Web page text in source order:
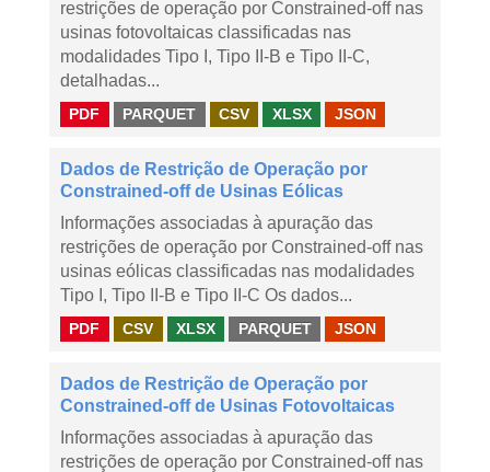
restrições de operação por Constrained-off nas
usinas fotovoltaicas classificadas nas
modalidades Tipo I, Tipo II-B e Tipo II-C,
detalhadas...
PDF PARQUET CSV XLSX JSON
Dados de Restrição de Operação por
Constrained-off de Usinas Eólicas
Informações associadas à apuração das
restrições de operação por Constrained-off nas
usinas eólicas classificadas nas modalidades
Tipo I, Tipo II-B e Tipo II-C Os dados...
PDF CSV XLSX PARQUET JSON
Dados de Restrição de Operação por
Constrained-off de Usinas Fotovoltaicas
Informações associadas à apuração das
restrições de operação por Constrained-off nas